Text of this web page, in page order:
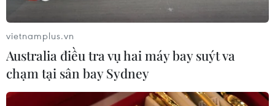
CƠ QUAN CHỦ QUẢN: THÔNG TẤN XÃ VIỆT NAM
Tổng Biên tập: TRẦN TIẾN DUẨN
Phó Tổng Biên tập: NGUYỄN THỊ TÁM, KHÚC THANH
THỦY
Sở hữu trí tuệ
Quy định sử dụng
vietnamplus.vn
Australia điều tra vụ hai máy bay suýt va
chạm tại sân bay Sydney